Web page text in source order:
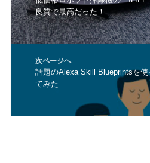
ナ
ビ
ゲ
ー
の
投
稿:
良質で最高だった！
次ページへ
次
の
話題のAlexa Skill Blueprintsを
てみた